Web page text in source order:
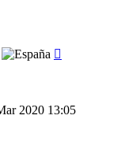
2020 13:05